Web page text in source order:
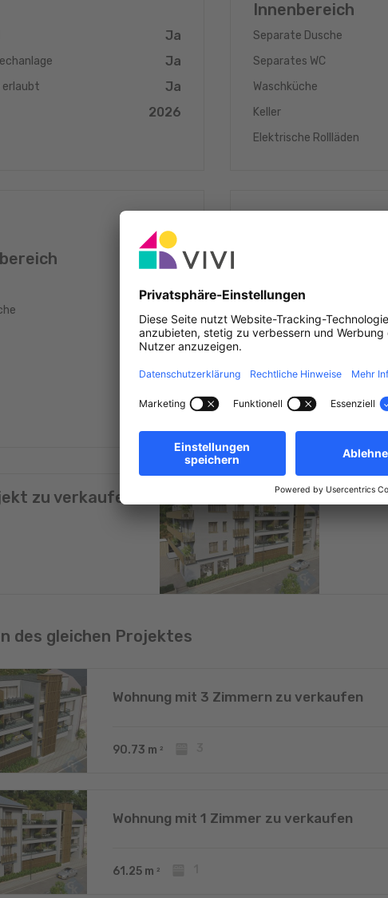
Ja
Ja
erlaubt Ja
2026
Innenbereich
Separate Dusche
Separates WC
Waschküche
Keller
Elektrische Rollläden
Wärmepumpe
Treibhausgase (GES/CO2)
zu verkaufen
des gleichen Projektes
Wohnung mit 3 Zimmern zu verkaufen
90.73 m 2
Wohnung mit 1 Zimmer zu verkaufen
61.25 m 2